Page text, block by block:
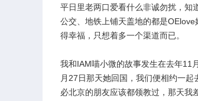
平日里老两口爱看什么非诚勿扰，知
公交、地铁上铺天盖地的都是
得幸福，只想着多一个渠道而已。
我和IAM喵小微的故事发生在去年11
月27日那天她回国，我们便相约一
必北京的朋友应该都领教过，那天我